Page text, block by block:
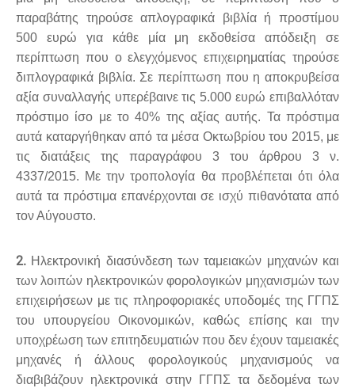
παραβάτης τηρούσε απλογραφικά βιβλία ή προστίμου
500 ευρώ για κάθε μία μη εκδοθείσα απόδειξη σε
περίπτωση που ο ελεγχόμενος επιχειρηματίας τηρούσε
διπλογραφικά βιβλία. Σε περίπτωση που η αποκρυβείσα
αξία συναλλαγής υπερέβαινε τις 5.000 ευρώ επιβαλλόταν
πρόστιμο ίσο με το 40% της αξίας αυτής. Τα πρόστιμα
αυτά καταργήθηκαν από τα μέσα Οκτωβρίου του 2015, με
τις διατάξεις της παραγράφου 3 του άρθρου 3 ν.
4337/2015. Με την τροπολογία θα προβλέπεται ότι όλα
αυτά τα πρόστιμα επανέρχονται σε ισχύ πιθανότατα από
τον Αύγουστο.
2. Ηλεκτρονική διασύνδεση των ταμειακών μηχανών και
των λοιπών ηλεκτρονικών φορολογικών μηχανισμών των
επιχειρήσεων με τις πληροφοριακές υποδομές της ΓΓΠΣ
του υπουργείου Οικονομικών, καθώς επίσης και την
υποχρέωση των επιτηδευματιών που δεν έχουν ταμειακές
μηχανές ή άλλους φορολογικούς μηχανισμούς να
διαβιβάζουν ηλεκτρονικά στην ΓΓΠΣ τα δεδομένα των